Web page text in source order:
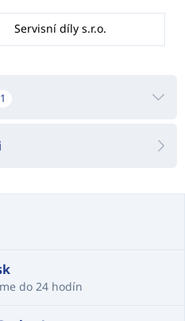
Servisní díly s.r.o.
1
do 24 hodín